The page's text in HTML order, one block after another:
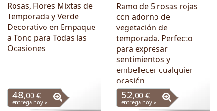
Rosas, Flores Mixtas de
Temporada y Verde
Decorativo en Empaque
a Tono para Todas las
Ocasiones
48,00 €
entrega hoy »
Ramo de 5 rosas rojas
con adorno de
vegetación de
temporada. Perfecto
para expresar
sentimientos y
embellecer cualquier
ocasión
52,00 €
entrega hoy »